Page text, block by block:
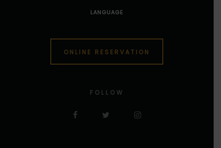
LANGUAGE
ONLINE RESERVATION
FOLLOW